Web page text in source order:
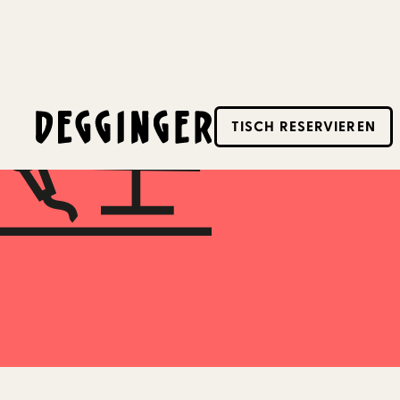
Dieses Event hat schon stattgefunden! Schaue
TISCH RESERVIEREN
3.6.2025